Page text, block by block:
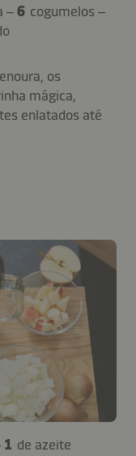
–6 cogumelos –
os
mágica,
enlatados até
1 de azeite